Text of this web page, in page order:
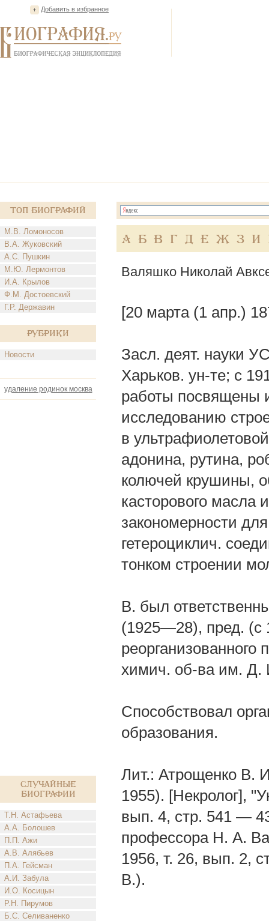
Добавить в избранное
Топ Биографий
М.В. Ломоносов
В.А. Жуковский
А.С. Пушкин
М.Ю. Лермонтов
И.А. Крылов
Ф.М. Достоевский
Г.Р. Державин
Рубрики
Новости
удаление родинок москва
Случайные
биографии
Т.Н. Астафьева
А.А. Болошев
П.П. Ажи
А.В. Алябьев
П.А. Гейсман
А.И. Забула
И.О. Косицын
Р.Н. Пирумов
Б.С. Селиваненко
А Б В Г Д Е Ж З И
Валяшко Николай
[20 марта (1 апр.)
Засл. деят. науки
Харьков. ун-те; с
работы посвящены
исследованию
в
адонина, рутина,
колючей крушины,
касторового масла
закономерности
гетероциклич.
тонком строении
В. был
(1925—28), пред. (с
реорганизованного
химич. об-ва им. Д.
Способствовал
образования.
Лит.: Атрощенко В.
1955). [Некролог],
вып. 4, стр. 541 —
профессора Н. А.
1956, т. 26, вып. 2,
В.).